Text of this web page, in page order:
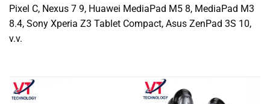
Pixel C, Nexus 7 9, Huawei MediaPad M5 8, MediaPad M3
8.4, Sony Xperia Z3 Tablet Compact, Asus ZenPad 3S 10,
v.v.